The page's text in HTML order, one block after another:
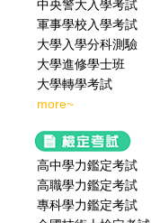
中央警大入學考試
軍事學校入學考試
大學入學分科測驗
大學進修學士班
大學轉學考試
more~
高中學力鑑定考試
高職學力鑑定考試
專科學力鑑定考試